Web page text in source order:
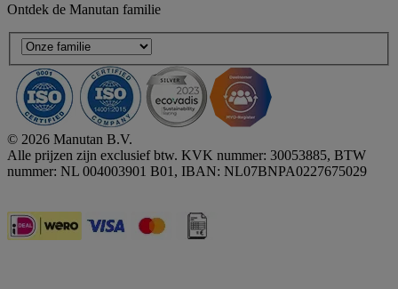
Ontdek de Manutan familie
© 2026 Manutan B.V.
Alle prijzen zijn exclusief btw. KVK nummer: 30053885, BTW
nummer: NL 004003901 B01, IBAN: NL07BNPA0227675029